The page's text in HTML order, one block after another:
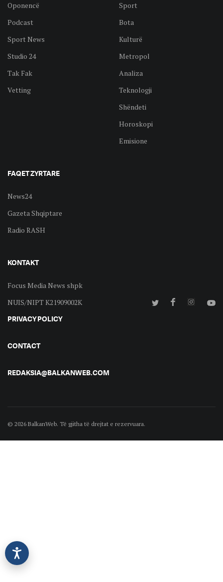
Oponencë
Podcast
Sport News
Studio 24
Tak Fak
Vetting
Sport
Bota
Kulturë
Metropol
Analiza
Teknologji
Shëndeti
Horoskopi
Emisione
FAQET ZYRTARE
News24
Gazeta Shqiptare
Radio RASH
KONTAKT
Focus Media News shpk
NUIS/NIPT K21909002K
PRIVACY POLICY
CONTACT
REDAKSIA@BALKANWEB.COM
© 2026 BalkanWeb. Të gjitha të drejtat e rezervuara.